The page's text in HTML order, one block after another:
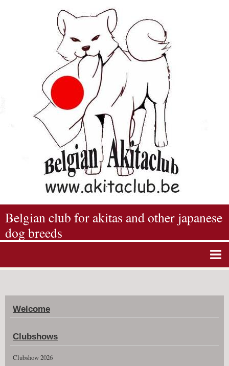
Belgian club for akitas and other japanese
dog breeds
Album photos
Agenda
Guestbook
News
Welcome
Clubshows
Clubshow 2026